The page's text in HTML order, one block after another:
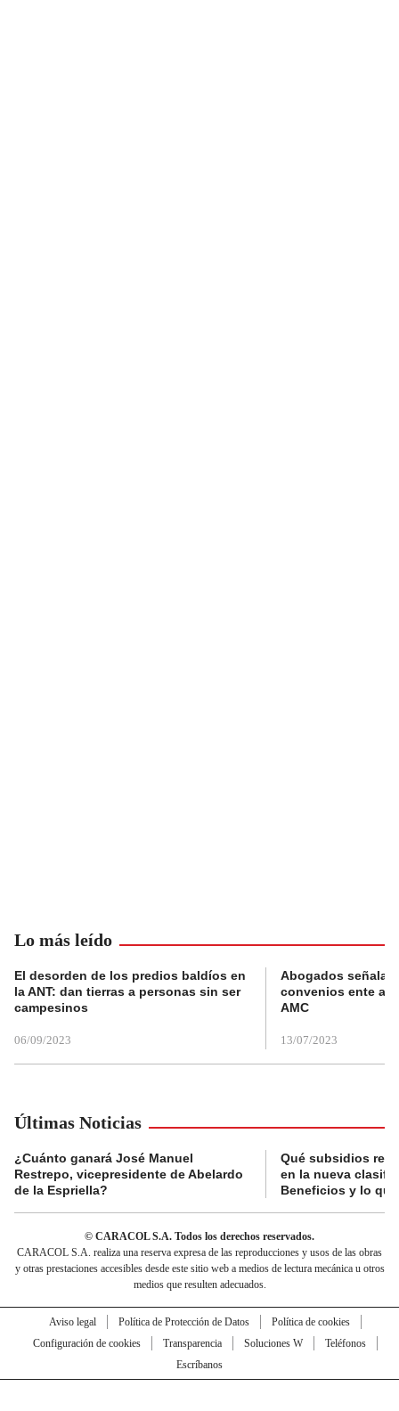
Lo más leído
El desorden de los predios baldíos en
la ANT: dan tierras a personas sin ser
campesinos
06/09/2023
Abogados
convenios ente
AMC
13/07/2023
Últimas Noticias
¿Cuánto ganará José Manuel
Restrepo, vicepresidente de Abelardo
de la Espriella?
Qué subsidios
en la nueva
Beneficios y lo
© CARACOL S.A. Todos los derechos reservados.
CARACOL S.A. realiza una reserva expresa de las reproducciones y usos de las obras
y otras prestaciones accesibles desde este sitio web a medios de lectura mecánica u otros
medios que resulten adecuados.
Aviso legal Política de Protección de Datos
Política de cookies
Configuración de cookies
Transparencia Soluciones W
Teléfonos
Escríbanos